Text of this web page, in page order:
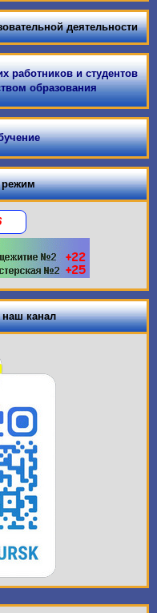
деятельности
работников и студентов
образования
режим
канал